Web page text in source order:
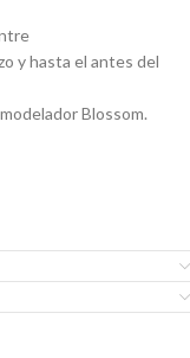
y hasta el antes del
Blossom.